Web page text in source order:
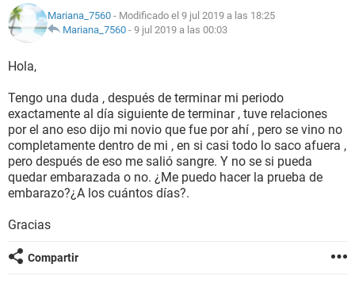
NUTRICIÓN
SEXUALIDAD
GLOSARIO
Mariana_7560 - Modificado el 9 jul 2019 a las 18:25
Mariana_7560 - 9 jul 2019 a las 00:03
Hola,
Tengo una duda , después de terminar mi periodo
exactamente al día siguiente de terminar , tuve relaciones
por el ano eso dijo mi novio que fue por ahí , pero se vino no
completamente dentro de mi , en si casi todo lo saco afuera ,
pero después de eso me salió sangre. Y no se si pueda
quedar embarazada o no. ¿Me puedo hacer la prueba de
embarazo?¿A los cuántos días?.
Gracias
Compartir